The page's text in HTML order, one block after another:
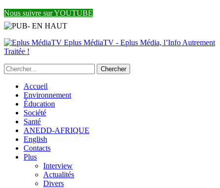
Nous suivre sur YOUTUBE
Eplus MédiaTV - Eplus Média, l’Info Autrement
Traitée !
Accueil
Environnement
Éducation
Société
Santé
ANEDD-AFRIQUE
English
Contacts
Plus
Interview
Actualités
Divers